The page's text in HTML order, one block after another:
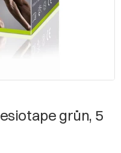
grün, 5